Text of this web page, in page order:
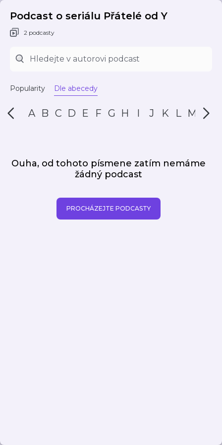
Podcast o seriálu Přátelé od Y
2 podcasty
Popularity Dle abecedy
A B C D E F G H I J K L M N
Ouha, od tohoto písmene zatím nemáme
žádný podcast
PROCHÁZEJTE PODCASTY